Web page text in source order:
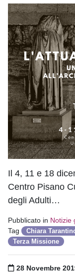
Il 4, 11 e 18
Centro Pisano
degli Adulti…
Pubblicato in Notizie
Tag
Chiara
Terza Missione
Pubblicato il
28 Novembre